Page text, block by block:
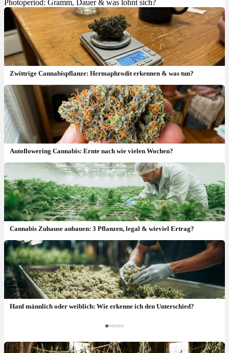
Photoperiod: Gramm, Dauer & was lohnt sich?
Zwittrige Cannabispflanze: Hermaphrodit erkennen & was tun?
Autoflowering Cannabis: Ernte nach wie vielen Wochen?
Cannabis Zuhause anbauen: 3 Pflanzen, legal & wieviel Ertrag?
Hanf männlich oder weiblich: Wie erkenne ich den Unterschied?
Feminisierte Samen: Ertrag, Keimrate & wie anbauen?